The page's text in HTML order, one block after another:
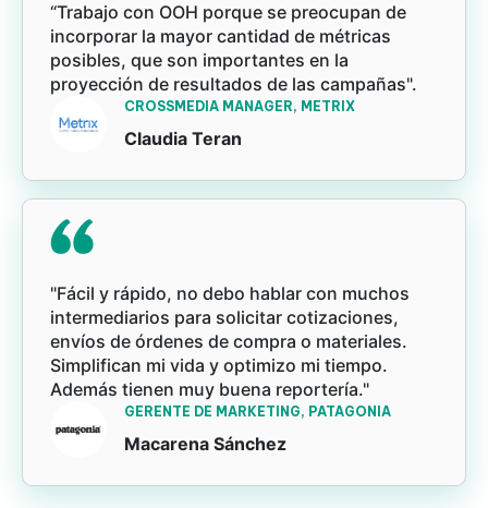
“Trabajo con OOH porque se preocupan de
incorporar la mayor cantidad de métricas
posibles, que son importantes en la
proyección de resultados de las campañas".
CROSSMEDIA MANAGER, METRIX
Claudia Teran
"Fácil y rápido, no debo hablar con muchos
intermediarios para solicitar cotizaciones,
envíos de órdenes de compra o materiales.
Simplifican mi vida y optimizo mi tiempo.
Además tienen muy buena reportería."
GERENTE DE MARKETING, PATAGONIA
Macarena Sánchez